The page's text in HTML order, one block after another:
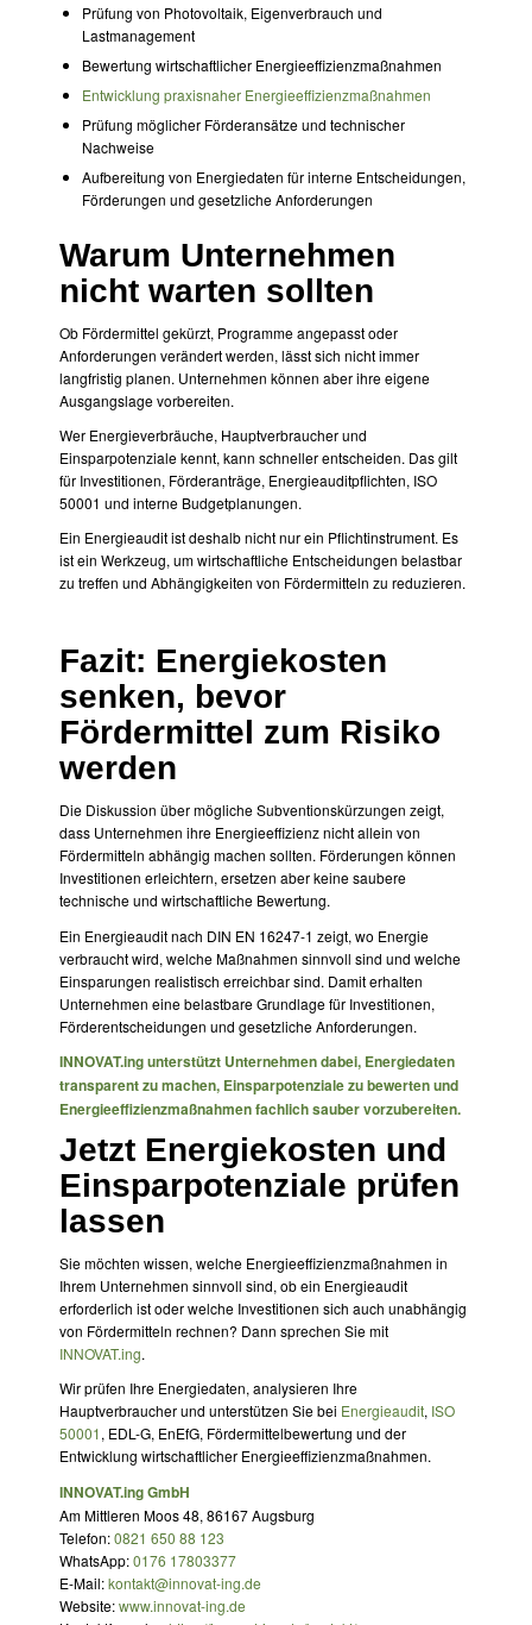
Prüfung von Photovoltaik, Eigenverbrauch und
Lastmanagement
Bewertung wirtschaftlicher Energieeffizienzmaßnahmen
Entwicklung praxisnaher Energieeffizienzmaßnahmen
Prüfung möglicher Förderansätze und technischer
Nachweise
Aufbereitung von Energiedaten für interne Entscheidungen,
Förderungen und gesetzliche Anforderungen
Warum Unternehmen
nicht warten sollten
Ob Fördermittel gekürzt, Programme angepasst oder
Anforderungen verändert werden, lässt sich nicht immer
langfristig planen. Unternehmen können aber ihre eigene
Ausgangslage vorbereiten.
Wer Energieverbräuche, Hauptverbraucher und
Einsparpotenziale kennt, kann schneller entscheiden. Das gilt
für Investitionen, Förderanträge, Energieauditpflichten, ISO
50001 und interne Budgetplanungen.
Ein Energieaudit ist deshalb nicht nur ein Pflichtinstrument. Es
ist ein Werkzeug, um wirtschaftliche Entscheidungen belastbar
zu treffen und Abhängigkeiten von Fördermitteln zu reduzieren.
Fazit: Energiekosten
senken, bevor
Fördermittel zum Risiko
werden
Die Diskussion über mögliche Subventionskürzungen zeigt,
dass Unternehmen ihre Energieeffizienz nicht allein von
Fördermitteln abhängig machen sollten. Förderungen können
Investitionen erleichtern, ersetzen aber keine saubere
technische und wirtschaftliche Bewertung.
Ein Energieaudit nach DIN EN 16247-1 zeigt, wo Energie
verbraucht wird, welche Maßnahmen sinnvoll sind und welche
Einsparungen realistisch erreichbar sind. Damit erhalten
Unternehmen eine belastbare Grundlage für Investitionen,
Förderentscheidungen und gesetzliche Anforderungen.
INNOVAT.ingunterstützt Unternehmen dabei, Energiedaten
transparent zu machen, Einsparpotenziale zu bewerten und
Energieeffizienzmaßnahmen fachlich sauber vorzubereiten.
Jetzt Energiekosten und
Einsparpotenziale prüfen
lassen
Sie möchten wissen, welche Energieeffizienzmaßnahmen in
Ihrem Unternehmen sinnvoll sind, ob ein Energieaudit
erforderlich ist oder welche Investitionen sich auch unabhängig
von Fördermitteln rechnen? Dann sprechen Sie mit
INNOVAT.ing.
Wir prüfen Ihre Energiedaten, analysieren Ihre
Hauptverbraucher und unterstützen Sie bei Energieaudit, ISO
50001, EDL-G, EnEfG, Fördermittelbewertung und der
Entwicklung wirtschaftlicher Energieeffizienzmaßnahmen.
INNOVAT.ing GmbH
Am Mittleren Moos 48, 86167 Augsburg
Telefon:0821 650 88 123
WhatsApp:0176 17803377
E-Mail:kontakt@innovat-ing.de
Website:www.innovat-ing.de